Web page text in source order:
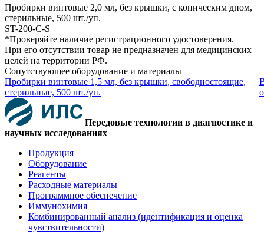
Пробирки винтовые 2,0 мл, без крышки, с коническим дном,
стерильные, 500 шт./уп.
ST-200-C-S
*Проверяйте наличие регистрационного удостоверения.
При его отсутствии товар не предназначен для медицинских
целей на территории РФ.
Сопутствующее оборудование и материалы
Пробирки винтовые 1,5 мл, без крышки, свободностоящие,
стерильные, 500 шт./уп.
Передовые технологии в диагностике и
научных исследованиях
Продукция
Оборудование
Реагенты
Расходные материалы
Программное обеспечение
Иммунохимия
Комбинированный анализ (идентификация и оценка
чувствительности)